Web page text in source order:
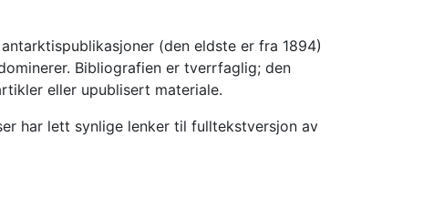
(den eldste er fra 1894)
Bibliografien er tverrfaglig; den
eller upublisert materiale.
har lett synlige lenker til fulltekstversjon av